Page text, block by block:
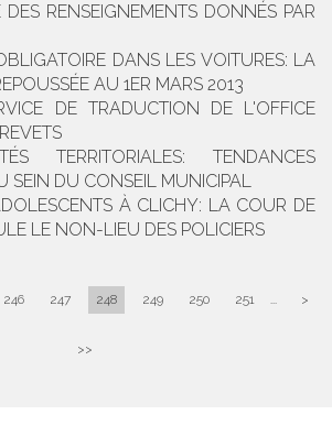
DES RENSEIGNEMENTS DONNÉS PAR
DANS LES VOITURES: LA
AU 1ER MARS 2013
DE TRADUCTION DE L'OFFICE
TERRITORIALES: TENDANCES
SEIN DU CONSEIL MUNICIPAL
À CLICHY: LA COUR DE
LE NON-LIEU DES POLICIERS
246 247 248 249 250 251 ... >
>>